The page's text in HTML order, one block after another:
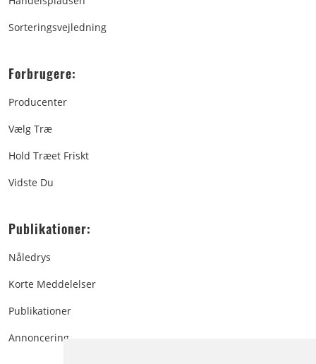
Sorteringsvejledning
Forbrugere:
Producenter
Vælg Træ
Hold Træet Friskt
Vidste Du
Publikationer:
Nåledrys
Korte Meddelelser
Publikationer
Annoncering